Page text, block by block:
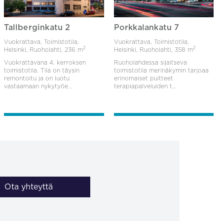
Tallberginkatu 2
Vuokrattava, Toimistotila,
Helsinki, Ruoholahti, 236 m2
Vuokrattavana 4. kerroksen
toimistotila. Tila on täysin
remontoitu ja on luotu
vastaamaan nykytyöe...
Porkkalankatu 7
Vuokrattava, Toimistotila,
Helsinki, Ruoholahti,
358 m2
Ruoholahdessa sijaitseva
toimistotila merinäkymin tarjoaa
erinomaiset puitteet
terapiapalveluiden t...
Ota yhteyttä